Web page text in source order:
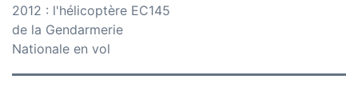
2012 : l'hélicoptère EC145
de la Gendarmerie
Nationale en vol